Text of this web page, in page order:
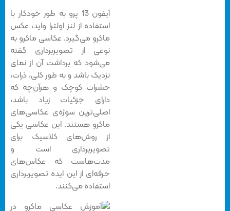
آیفون 13 پرو به طور خودکار با
استفاده از لنز اولترا واید، عکس
ماکرو می‌گیرد. عکاسی ماکرو به
نوعی از تصویربرداری گفته
می‌شود که برداشت آن از نمای
نزدیک باشد و به طور کلی، ذرات،
حشرات کوچک و هرآن‌چه که
دارای جزئیات زیاد باشد،
اصلی‌ترین سوژه‌ی عکاسی‌های
ماکرو هستند. این عکاسی یکی
از روش‌های کلاسیک برای
تصویربرداری است و
مدت‌هاست که عکاس‌های
حرفه‌ای از این ایده تصویربرداری
استفاده می‌کنند.